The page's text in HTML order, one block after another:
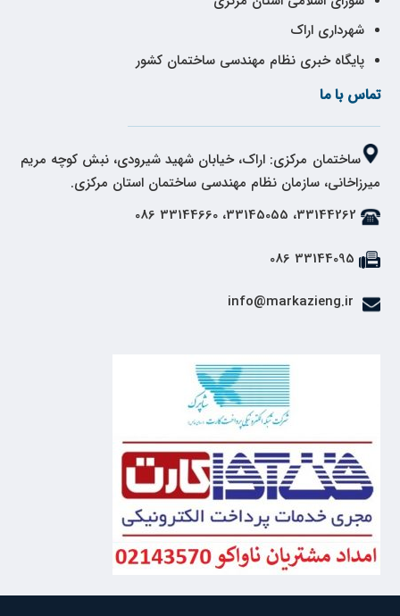
شهرداری اراک
پایگاه خبری نظام مهندسی ساختمان کشور
تماس با ما
ساختمان مرکزی: اراک، خیابان شهید شیرودی، نبش کوچه مریم
میرزاخانی، سازمان نظام مهندسی ساختمان استان مرکزی.
33144262، 33145055، 33144660 086
33144095 086